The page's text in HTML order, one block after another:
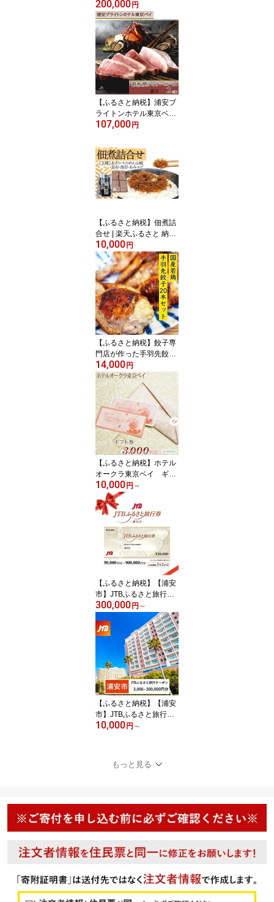
ペア宿泊券【特別フロ
ア】朝食付き | 特別 旅行
旅行券 宿泊券 ホテル 宿
宿泊 泊り お泊り 国内旅
行 トラベル 券 東京ベイ
舞浜 新浦安 朝食 観光地
応援 返礼 返礼品 支援品
お礼の品 ギフト 贈答 人
気 おすすめ
200,000 円
【ふるさと納税】浦安ブ
ライトンホテル東京ベ
イ ディナーコース2名
トラン 浦安市 舞浜 ギフ
ト券 食事 ホテル 旅行 ク
ーポン 利用券 | 褒美 ディ
ナー 鉄板焼 コース 新浦
安 返礼 返礼品 レストラ
ン 食事 お食事 ギフト 贈
107,000 円
【ふるさと納税】佃煮詰
合せ | 楽天ふるさと 納税
千葉県 浦安市 千葉 浦安
返礼品 支援品 お礼の品
特産品 お取り寄せグルメ
名産品 佃煮 つくだに つ
くだ煮 詰め合わせ 山椒
昆布 あさり あみ のり ご
飯のお供 ごはんのおとも
魚介類 おかず お総菜 ご
当地 グルメ 食べ物
10,000 円
【ふるさと納税】餃子専
門店が作った手羽先餃子
20本入り
14,000 円
【ふるさと納税】ホテル
オークラ東京ベイ ギフ
ト券3,000円分/15,000円
分/30,000円分 | 返礼 返
礼品 旅行 クーポン オフ
ィシャル ホテル 宿 レス
トラン 食事 お食事 宿泊
泊り お泊り 国内旅行 ト
ラベル 観光 朝食 ランチ
ディナー ギフト 券 スイ
10,000 円 ～
【ふるさと納税】【浦安
市】JTBふるさと旅行券
（紙券）（90,000円分～
900,000円分） | 観光地
応援 温泉 観光 旅行 ホテ
ル 旅館 クーポン チケッ
300,000 円 ～
【ふるさと納税】【浦安
市】JTBふるさと旅行ク
ーポン（Eメール発行）
10,000 円 ～
もっと見る